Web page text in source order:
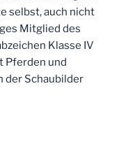
selbst, auch nicht
Mitglied des
Klasse IV
Pferden und
der Schaubilder